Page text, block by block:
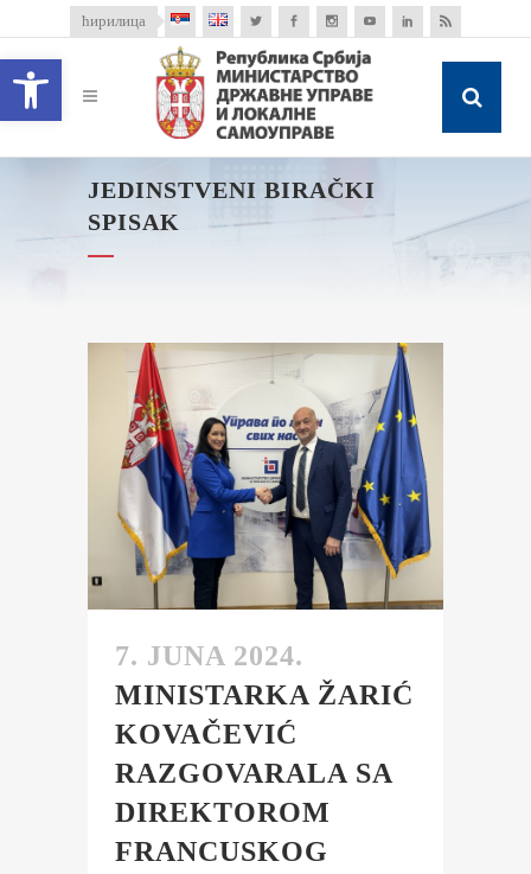
Open toolbar
ћирилица
JEDINSTVENI BIRAČKI
SPISAK
7. JUNA 2024.
MINISTARKA ŽARIĆ
KOVAČEVIĆ
RAZGOVARALA SA
DIREKTOROM
FRANCUSKOG